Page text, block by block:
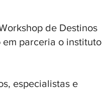
de Destinos
parceria o instituto
especialistas e